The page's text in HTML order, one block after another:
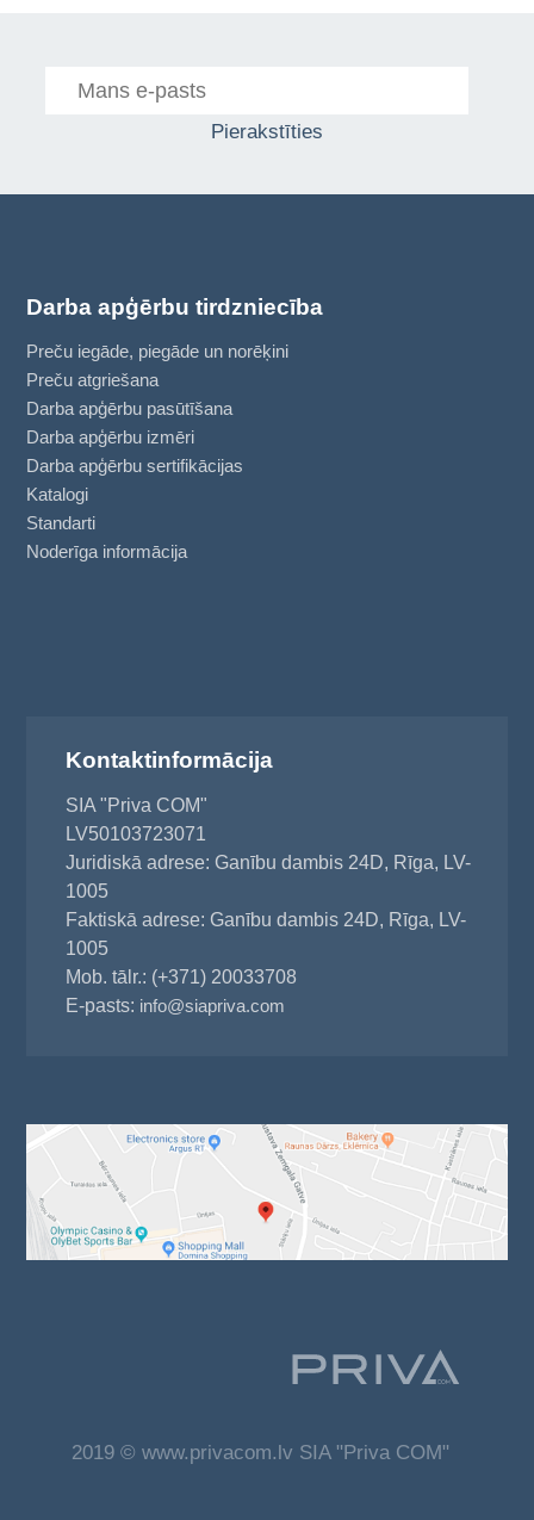
Pierakstīties
Darba apģērbu tirdzniecība
Preču iegāde, piegāde un norēķini
Preču atgriešana
Darba apģērbu pasūtīšana
Darba apģērbu izmēri
Darba apģērbu sertifikācijas
Katalogi
Standarti
Noderīga informācija
Kontaktinformācija
SIA "Priva COM"
LV50103723071
Juridiskā adrese: Ganību dambis 24D, Rīga, LV-
1005
Faktiskā adrese: Ganību dambis 24D, Rīga, LV-
1005
Mob. tālr.: (+371) 20033708
E-pasts: info@siapriva.com
2019 © www.privacom.lv SIA "Priva COM"